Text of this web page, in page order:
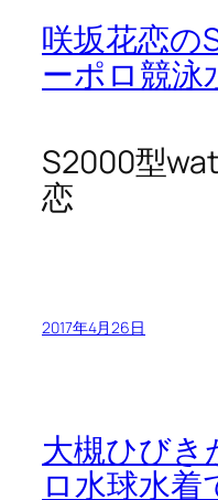
咲坂花恋の
ーポロ競泳
S2000型
恋
2017年4月26日
大槻ひびき
ロ水球水着